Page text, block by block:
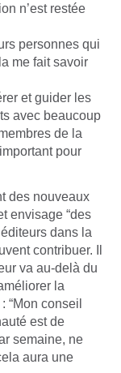
n’est restée
personnes qui
me fait savoir
et guider les
avec beaucoup
de la
pour
des nouveaux
envisage “des
dans la
contribuer. Il
va au-delà du
la
“Mon conseil
est de
semaine, ne
aura une